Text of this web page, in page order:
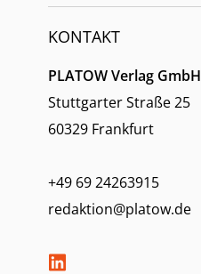
KONTAKT
PLATOW Verlag GmbH
Stuttgarter Straße 25
60329 Frankfurt
+49 69 24263915
redaktion@platow.de